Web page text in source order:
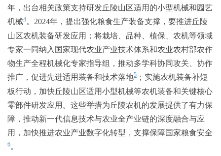
年，出台相关政策支持研发丘陵山区适用的小型机械和园艺
机械4。2024年，提出强化粮食生产装备支撑，要推进丘陵
山区农机装备研发应用；将栽培、品种、植保、农机等领域
专家一同纳入国家现代农业产业技术体系和农业农村部农作
物生产全程机械化专家指导组，推动多学科协同攻关、协作
推广，促进先进适用装备和技术落地5 ；实施农机装备补短
板行动，加快丘陵山区适用小型机械等农机装备和关键核心
零部件研发应用。这些举措为丘陵农机的发展提供了有力保
障，推动新一代信息技术与农业全产业链的深度融合与应
用，加快推进农业产业数字化转型，支撑保障国家粮食安全
6。